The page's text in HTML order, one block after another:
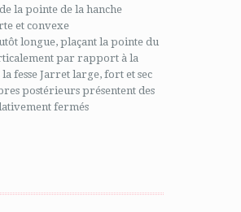
la pointe de la hanche
et convexe
longue, plaçant la pointe du
par rapport à la
fesse Jarret large, fort et sec
postérieurs présentent des
fermés